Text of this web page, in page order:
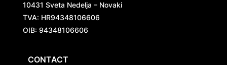
10431 Sveta Nedelja – Novaki
TVA: HR94348106606
OIB: 94348106606
CONTACT